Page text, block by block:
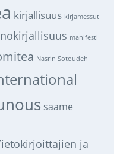
kirjallisuus kirjamessut
manifesti
Nasrin Sotoudeh
saame
ja